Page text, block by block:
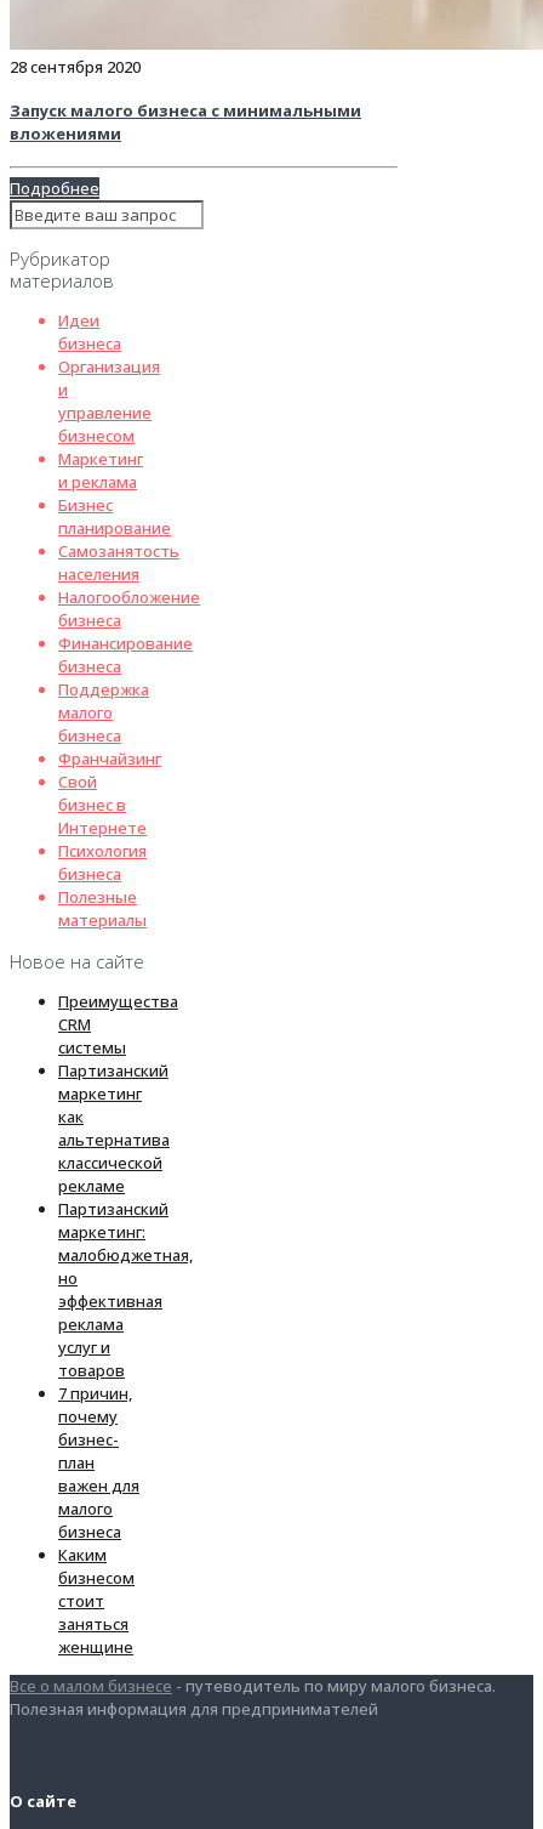
28 сентября 2020
Запуск малого бизнеса с минимальными
вложениями
Подробнее
Рубрикатор
материалов
Идеи
бизнеса
Организация
и
управление
бизнесом
Маркетинг
и реклама
Бизнес
планирование
Самозанятость
населения
Налогообложение
бизнеса
Финансирование
бизнеса
Поддержка
малого
бизнеса
Франчайзинг
Свой
бизнес в
Интернете
Психология
бизнеса
Полезные
материалы
Новое на сайте
Преимущества
CRM
системы
Партизанский
маркетинг
как
альтернатива
классической
рекламе
Партизанский
маркетинг:
малобюджетная,
но
эффективная
реклама
услуг и
товаров
7 причин,
почему
бизнес-
план
важен для
малого
бизнеса
Каким
бизнесом
стоит
заняться
женщине
Все о малом бизнесе - путеводитель по миру малого бизнеса.
Полезная информация для предпринимателей
О сайте